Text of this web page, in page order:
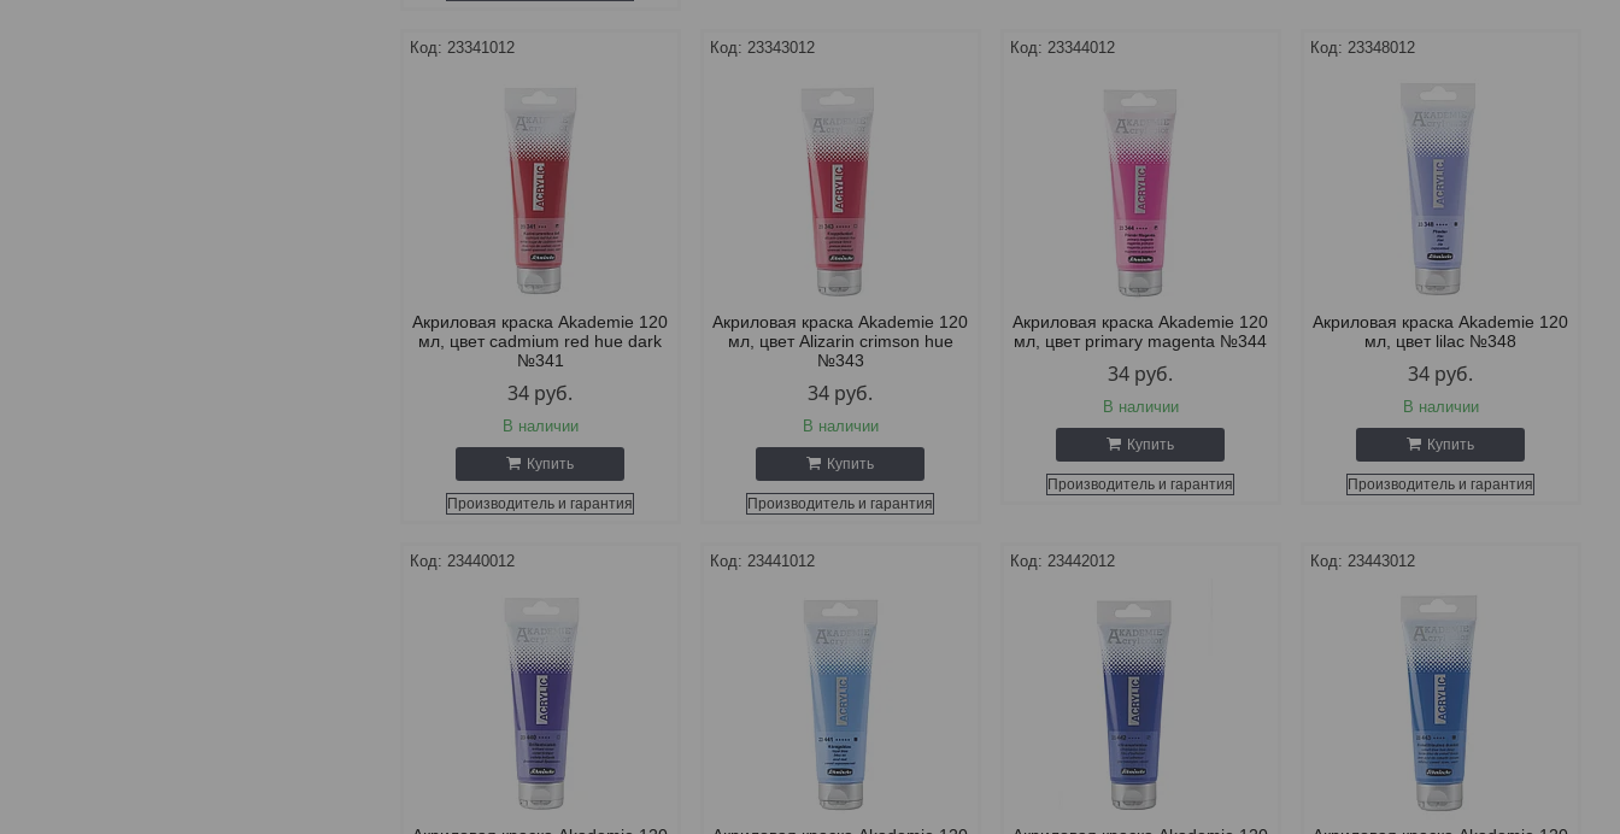
23341012
Акриловая краска Akademie 120
мл, цвет cadmium red hue dark
№341
34 руб.
В наличии
Купить
Производитель и гарантия
23343012
Акриловая краска Akademie 120
мл, цвет Alizarin crimson hue
№343
34 руб.
В наличии
Купить
Производитель и гарантия
23344012
Акриловая краска Akademie 120
мл, цвет primary magenta №344
34 руб.
В наличии
Купить
Производитель и гарантия
23348012
Акриловая краска Akademie 120
мл, цвет lilac №348
34 руб.
В наличии
Купить
Производитель и гарантия
23440012 23441012 23442012 23443012